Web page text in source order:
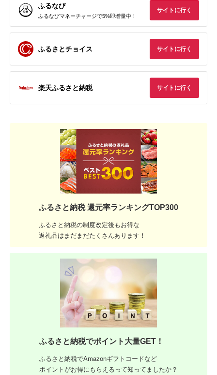
ふるなび
ふるなびマネーチャージで5%即増量中！
サイトに行く
ふるさとチョイス サイトに行く
楽天ふるさと納税 サイトに行く
ふるさと納税 還元率ランキングTOP300
ふるさと納税の制度改定後もお得な
返礼品はまだまだたくさんあります！
ふるさと納税でポイント大量GET！
ふるさと納税でAmazonギフトコードなど
ポイントがお得にもらえるって知ってましたか？